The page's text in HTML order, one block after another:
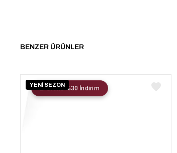
BENZER ÜRÜNLER
YENİ SEZON
2. Ürüne %30 İndirim